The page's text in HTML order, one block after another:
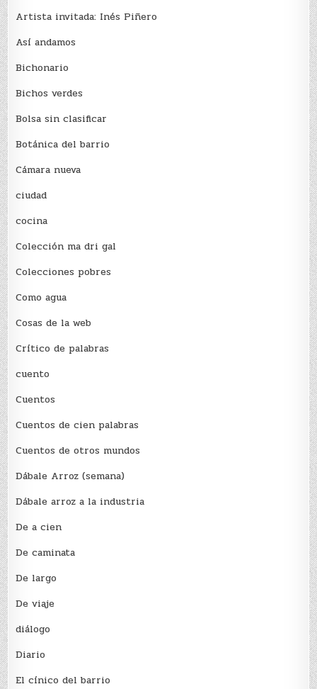
Artista invitada: Inés Piñero
Así andamos
Bichonario
Bichos verdes
Bolsa sin clasificar
Botánica del barrio
Cámara nueva
ciudad
cocina
Colección ma dri gal
Colecciones pobres
Como agua
Cosas de la web
Crítico de palabras
cuento
Cuentos
Cuentos de cien palabras
Cuentos de otros mundos
Dábale Arroz (semana)
Dábale arroz a la industria
De a cien
De caminata
De largo
De viaje
diálogo
Diario
El cínico del barrio